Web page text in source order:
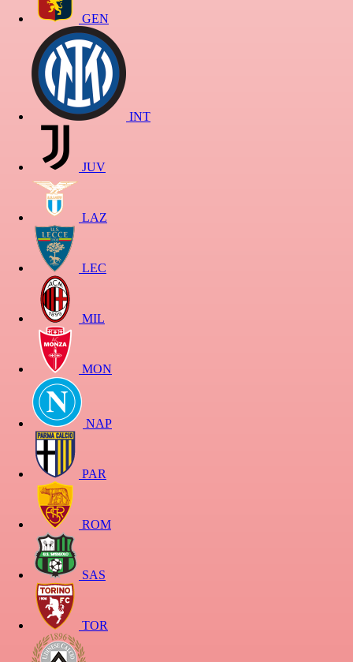
GEN
INT
JUV
LAZ
LEC
MIL
MON
NAP
PAR
ROM
SAS
TOR